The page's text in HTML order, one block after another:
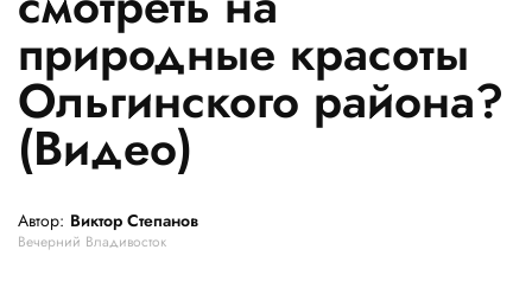
природные красоты
Ольгинского района?
(Видео)
Автор: Виктор Степанов
Вечерний Владивосток